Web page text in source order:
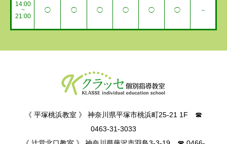
14:00
~
21:00
◯ ◯ ◯ ◯ ◯ ◯ －
《 平塚桃浜教室 》 神奈川県平塚市桃浜町25-21 1F ☎
0463-31-3033